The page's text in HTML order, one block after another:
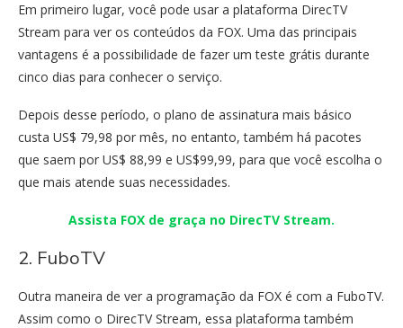
Em primeiro lugar, você pode usar a plataforma DirecTV
Stream para ver os conteúdos da FOX. Uma das principais
vantagens é a possibilidade de fazer um teste grátis durante
cinco dias para conhecer o serviço.
Depois desse período, o plano de assinatura mais básico
custa US$ 79,98 por mês, no entanto, também há pacotes
que saem por US$ 88,99 e US$99,99, para que você escolha o
que mais atende suas necessidades.
Assista FOX de graça no DirecTV Stream.
2. FuboTV
Outra maneira de ver a programação da FOX é com a FuboTV.
Assim como o DirecTV Stream, essa plataforma também